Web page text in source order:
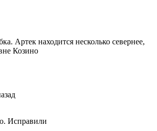
Артек находится несколько севернее,
Козино
Исправили